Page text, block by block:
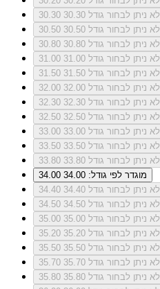
30.30
לא ניתן לבחור גודל 30.30
30.50
לא ניתן לבחור גודל 30.50
30.80
לא ניתן לבחור גודל 30.80
31.00
לא ניתן לבחור גודל 31.00
31.50
לא ניתן לבחור גודל 31.50
32.00
לא ניתן לבחור גודל 32.00
32.30
לא ניתן לבחור גודל 32.30
32.50
לא ניתן לבחור גודל 32.50
33.00
לא ניתן לבחור גודל 33.00
33.50
לא ניתן לבחור גודל 33.50
33.80
לא ניתן לבחור גודל 33.80
34.00
מוגדר לפי גודל: 34.00
34.40
לא ניתן לבחור גודל 34.40
34.50
לא ניתן לבחור גודל 34.50
35.00
לא ניתן לבחור גודל 35.00
35.20
לא ניתן לבחור גודל 35.20
35.50
לא ניתן לבחור גודל 35.50
35.70
לא ניתן לבחור גודל 35.70
35.80
לא ניתן לבחור גודל 35.80